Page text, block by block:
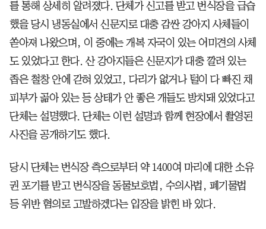
를 통해 상세히 알려졌다. 단체가 신고를 받고 번식장을 급습
했을 당시 냉동실에서 신문지로 대충 감싼 강아지 사체들이
쏟아져 나왔으며, 이 중에는 개복 자국이 있는 어미견의 사체
도 있었다고 한다. 산 강아지들은 신문지가 대충 깔려 있는
좁은 철창 안에 갇혀 있었고, 다리가 없거나 털이 다 빠진 채
피부가 곪아 있는 등 상태가 안 좋은 개들도 방치돼 있었다고
단체는 설명했다. 단체는 이런 설명과 함께 현장에서 촬영된
사진을 공개하기도 했다.
당시 단체는 번식장 측으로부터 약 1400여 마리에 대한 소유
권 포기를 받고 번식장을 동물보호법, 수의사법, 폐기물법
등 위반 혐의로 고발하겠다는 입장을 밝힌 바 있다.